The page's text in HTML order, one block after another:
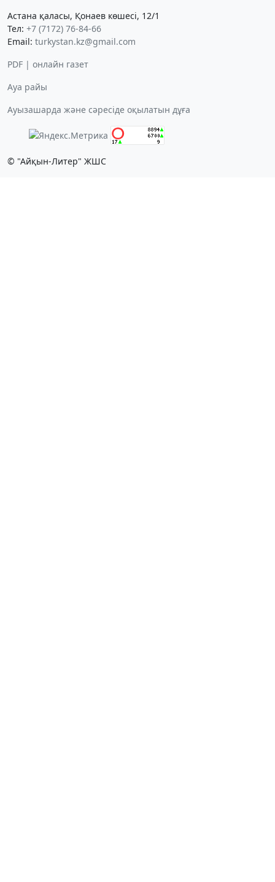
Астана қаласы, Қонаев көшесі, 12/1
Тел: +7 (7172) 76-84-66
Email: turkystan.kz@gmail.com
PDF | онлайн газет
Ауа райы
Ауызашарда және сәресіде оқылатын дұға
© "Айқын-Литер" ЖШС